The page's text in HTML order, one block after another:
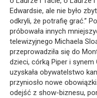
Edwardsie, ale nie było
odkryli, że potrafię grać.”
próbowała innych
telewizyjnego Michaela
przeprowadziła się do
dzieci, córką Piper i
uzyskała obywatelstwo
przyniosło nowe
odejść z show-biznesu,